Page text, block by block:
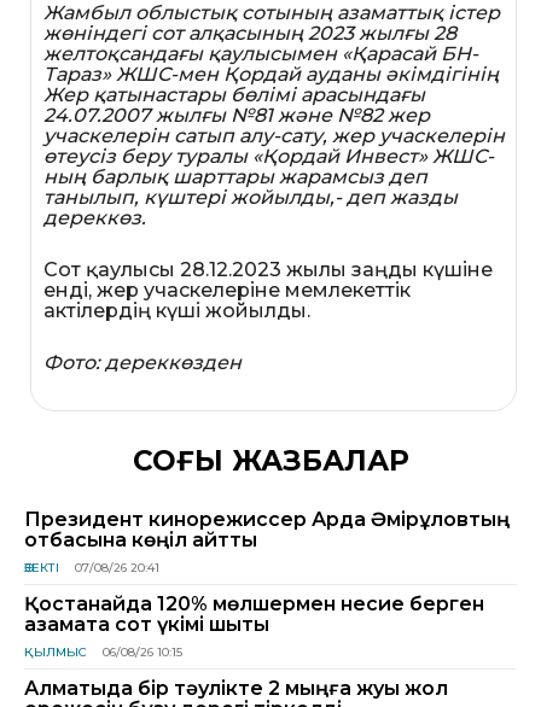
Жамбыл облыстық сотының азаматтық істер
жөніндегі сот алқасының 2023 жылғы 28
желтоқсандағы қаулысымен «Қарасай БН-
Тараз» ЖШС-мен Қордай ауданы әкімдігінің
Жер қатынастары бөлімі арасындағы
24.07.2007 жылғы №81 және №82 жер
учаскелерін сатып алу-сату, жер учаскелерін
өтеусіз беру туралы «Қордай Инвест» ЖШС-
ның барлық шарттары жарамсыз деп
танылып, күштері жойылды,- деп жазды
дереккөз.
Сот қаулысы 28.12.2023 жылы заңды күшіне
енді, жер учаскелеріне мемлекеттік
актілердің күші жойылды.
Фото: дереккөзден
СОҢҒЫ ЖАЗБАЛАР
Президент кинорежиссер Ардақ Әмірқұловтың
отбасына көңіл айтты
ӨЗЕКТІ 07/08/26 20:41
Қостанайда 120% мөлшермен несие берген
азаматқа сот үкімі шықты
ҚЫЛМЫС 06/08/26 10:15
Алматыда бір тәулікте 2 мыңға жуық жол